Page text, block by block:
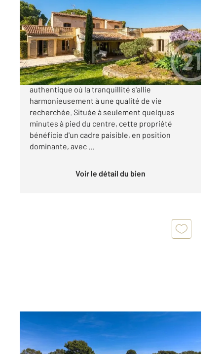
240 m
, 7 pièces
Ref : 1468
Maison à vendre
1 725 000 €
Plongez dans le charme de Biot, village
authentique où la tranquillité s'allie
harmonieusement à une qualité de vie
recherchée. Située à seulement quelques
minutes à pied du centre, cette propriété
bénéficie d'un cadre paisible, en position
dominante, avec ...
Voir le détail du bien
BIOT 06
550 m
, 9 pièces
Ref : 1384